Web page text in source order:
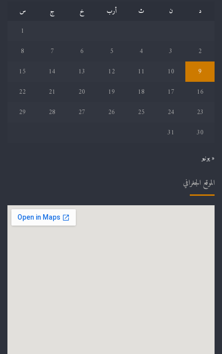
د
ن ث أرب خ ج
س
1
2
3
4
5
6
7
8
9
10
11
12
13
14
15
16
17
18
19
20
21
22
23
24
25
26
27
28
29
30
31
« يونيو
الموقع الجغرافي